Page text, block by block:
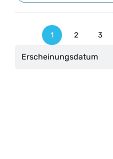
Seite
1
Seite
2
Seite
3